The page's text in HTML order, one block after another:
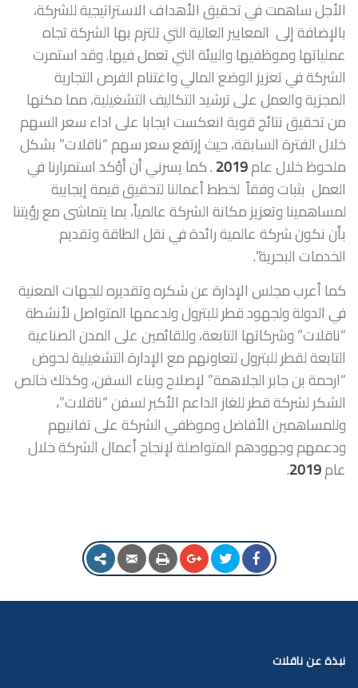
الأجل ساهمت في تحقيق الأهداف الاستراتيجية للشركة،
بالإضافة إلى المعايير العالية التي تلتزم بها الشركة تجاه
عملياتها وموظفيها والبيئة التي تعمل فيها. وقد استمرت
الشركة في تعزيز الوضع المالي واغتنام الفرص التجارية
المجزية والعمل على ترشيد التكاليف التشغيلية، مما مكنها
من تحقيق نتائج قوية انعكست ايجابا على اداء سعر السهم
خلال الفترة السابقة، حيث إرتفع سعر سهم “ناقلات” بشكل
ملحوظ خلال عام2019. كما يسرني أن أؤكد استمرارنا في
العمل بثبات وفقاً لخطط أعمالنا لتحقيق قيمة إيجابية
لمساهمينا وتعزيز مكانة الشركة عالمياً، بما يتماشى مع رؤيتنا
بأن نكون شركة عالمية رائدة في نقل الطاقة وتقديم
الخدمات البحرية”.
كما أعرب مجلس الإدارة عن شكره وتقديره للجهات المعنية
في الدولة ولجهود قطر للبترول ولدعمها المتواصل لأنشطة
“ناقلات” وشركاتها التابعة، وللقائمين على المدن الصناعية
التابعة لقطر للبترول لتعاونهم مع الإدارة التشغيلية لحوض
“ارحمة بن جابر الجلاهمة” لإصلاح وبناء السفن، وكذلك خالص
الشكر لشركة قطر للغاز الداعم الأكبر لسفن “ناقلات”،
وللمساهمين الأفاضل وموظفي الشركة على تفانيهم
ودعمهم وجهودهم المتواصلة لإنجاح أعمال الشركة خلال
عام2019
.
نبذة عن ناقلات